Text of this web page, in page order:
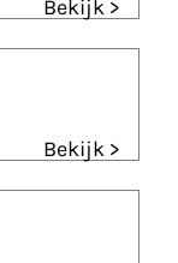
Bekijk >
Bekijk >